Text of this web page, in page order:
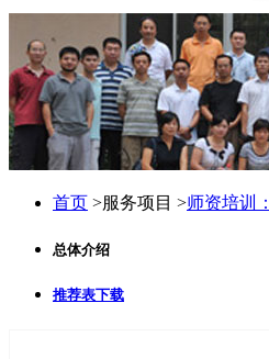
首页 >服务项目 >师资培训：
总体介绍
推荐表下载